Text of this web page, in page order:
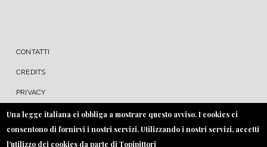
MENU FOOTER
CONTATTI
CREDITS
PRIVACY
COOKIE
Una legge italiana ci obbliga a mostrare questo avviso. I cookies ci
consentono di fornirvi i nostri servizi. Utilizzando i nostri servizi, accetti
l'utilizzo dei cookies da parte di Topipittori